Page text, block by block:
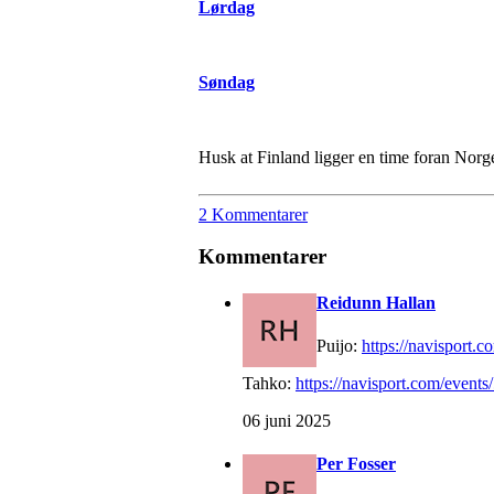
Lørdag
Søndag
Husk at Finland ligger en time foran
2 Kommentarer
Kommentarer
Reidunn Hallan
Puijo: https://
Tahko: https://navisport.com/
06 juni 2025
Per Fosser